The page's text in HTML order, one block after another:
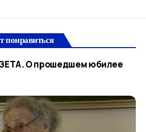
понравиться
О прошедшем юбилее